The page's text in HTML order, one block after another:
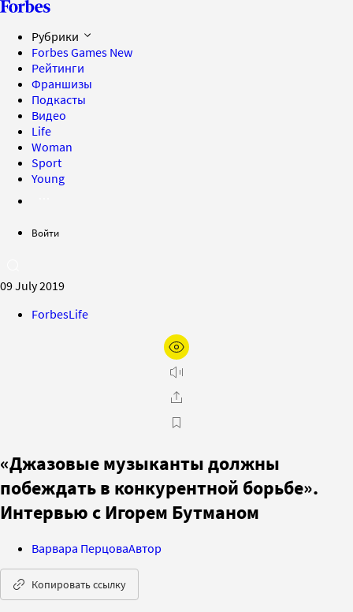
Рубрики
Forbes Games New
Рейтинги
Франшизы
Подкасты
Видео
Life
Woman
Sport
Young
Войти
09 July 2019
ForbesLife
«Джазовые музыканты должны
побеждать в конкурентной борьбе».
Интервью с Игорем Бутманом
Варвара ПерцоваАвтор
Копировать ссылку